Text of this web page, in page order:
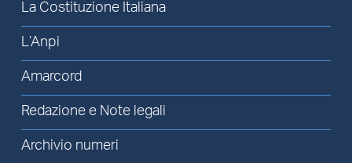
La Costituzione Italiana
L’Anpi
Amarcord
Redazione e Note legali
Archivio numeri